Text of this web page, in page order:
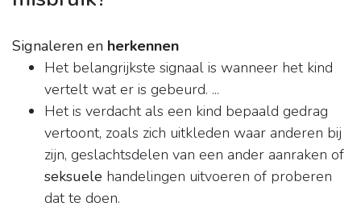
Signaleren en herkennen
Het belangrijkste signaal is wanneer het kind
vertelt wat er is gebeurd. ...
Het is verdacht als een kind bepaald gedrag
vertoont, zoals zich uitkleden waar anderen bij
zijn, geslachtsdelen van een ander aanraken of
seksuele handelingen uitvoeren of proberen
dat te doen.